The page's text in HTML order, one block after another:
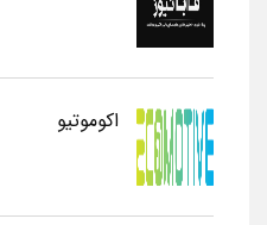
اکوموتیو